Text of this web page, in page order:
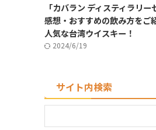
「カバラン ディスティラリ
感想・おすすめの飲み方をご
人気な台湾ウイスキー！
2024/6/19
サイト内検索